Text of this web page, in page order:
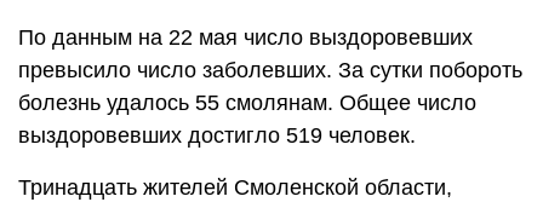
По данным на 22 мая число выздоровевших
превысило число заболевших. За сутки побороть
болезнь удалось 55 смолянам. Общее число
выздоровевших достигло 519 человек.
Тринадцать жителей Смоленской области,